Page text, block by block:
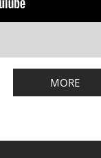
MORE
大學副校長唐.羅